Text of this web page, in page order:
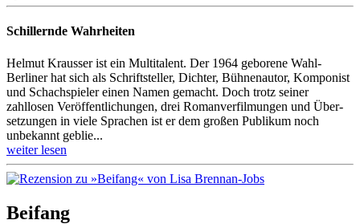
Schillernde Wahrheiten
Helmut Krausser ist ein Multitalent. Der 1964 geborene Wahl-
Berliner hat sich als Schrift­steller, Dichter, Bühnen­autor, Komponist
und Schach­spieler einen Namen gemacht. Doch trotz seiner
zahllosen Ver­öffent­lichun­gen, drei Roman­verfil­mun­gen und Über­
setzun­gen in viele Sprachen ist er dem großen Publikum noch
unbekannt geblie...
weiter lesen
Beifang